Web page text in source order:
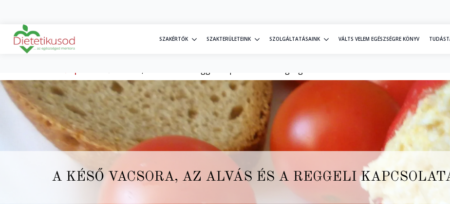
SZAKÉRTŐK SZAKTERÜLETEINK SZOLGÁLTATÁSAINK VÁLTS VELEM EGÉSZSÉGRE KÖNYV
A KÉSŐ VACSORA, AZ ALVÁS ÉS A REGGELI